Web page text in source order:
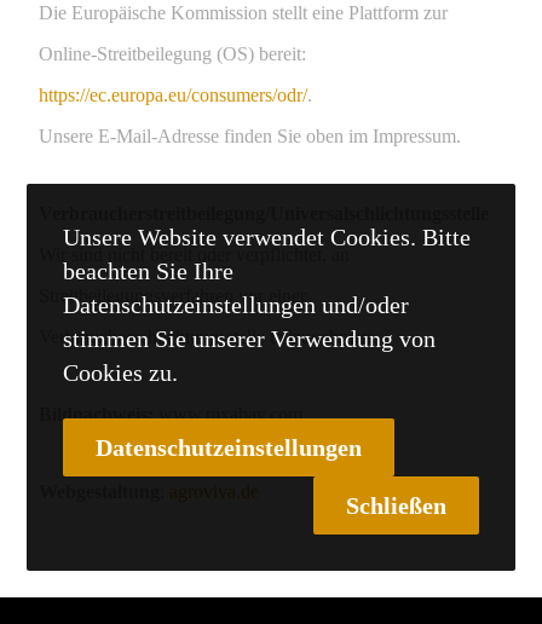
Die Europäische Kommission stellt eine Plattform zur
Online-Streitbeilegung (OS) bereit:
https://ec.europa.eu/consumers/odr/.
Unsere E-Mail-Adresse finden Sie oben im Impressum.
Streitbeilegungsverfahren vor einer
Verbraucherschlichtungsstelle teilzunehmen.
Bildnachweis:www.pixabay.com
agroviva.de
Unsere Website verwendet Cookies. Bitte
beachten Sie Ihre
Datenschutzeinstellungen und/oder
stimmen Sie unserer Verwendung von
Cookies zu.
Datenschutzeinstellungen
Schließen